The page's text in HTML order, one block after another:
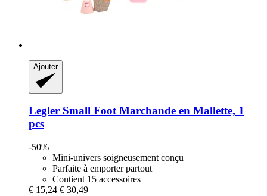
Ajouter
Legler Small FootMarchande en Mallette, 1
pcs
-50%
Mini-univers soigneusement conçu
Parfaite à emporter partout
Contient 15 accessoires
€ 15,24 € 30,49